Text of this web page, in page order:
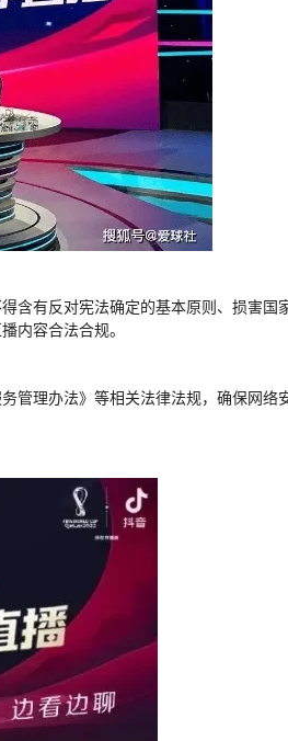
含有反对宪法确定的基本原则、损害国
内容合法合规。
管理办法》等相关法律法规，确保网络